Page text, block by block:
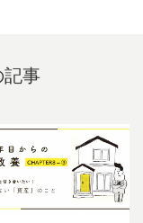
事